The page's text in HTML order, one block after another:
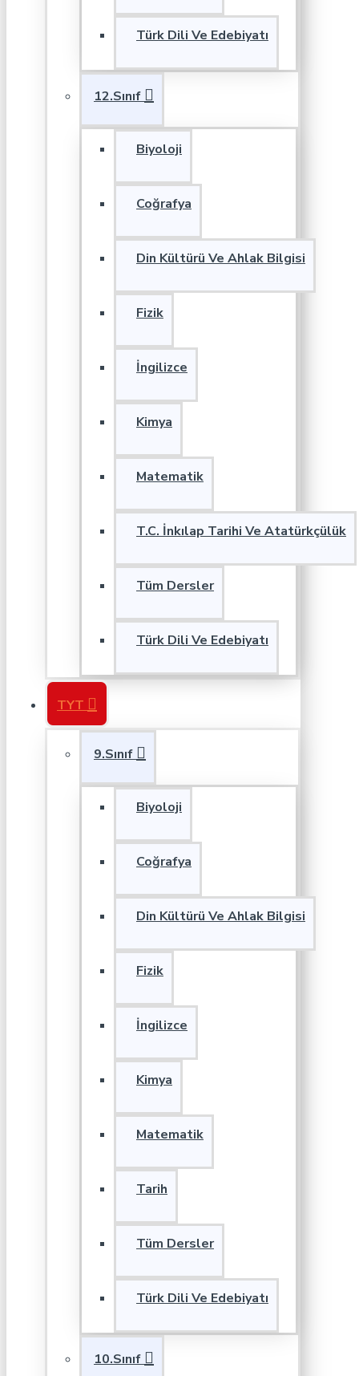
Türk Dili Ve Edebiyatı
12.Sınıf
Biyoloji
Coğrafya
Din Kültürü Ve Ahlak Bilgisi
Fizik
İngilizce
Kimya
Matematik
T.C. İnkılap Tarihi Ve Atatürkçülük
Tüm Dersler
Türk Dili Ve Edebiyatı
TYT
9.Sınıf
Biyoloji
Coğrafya
Din Kültürü Ve Ahlak Bilgisi
Fizik
İngilizce
Kimya
Matematik
Tarih
Tüm Dersler
Türk Dili Ve Edebiyatı
10.Sınıf